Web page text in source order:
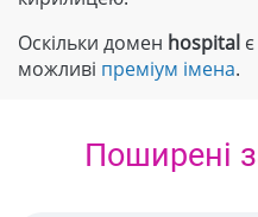
Оскільки домен hospital
можливі преміум імена.
Поширені